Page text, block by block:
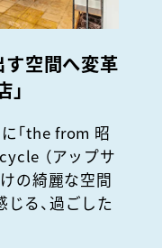
空間へ変革
「the from 昭
（アップサ
の綺麗な空間
る、過ごした